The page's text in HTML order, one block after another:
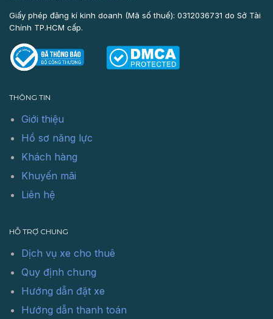
Giấy phép đăng kí kinh doanh (Mã số thuế): 0312036731 do Sở Tài
Chính TP.HCM cấp.
THÔNG TIN
Giới thiệu
Hồ sơ năng lực
Khách hàng
Khuyến mãi
Liên hệ
HỖ TRỢ CHUNG
Dịch vụ xe cho thuê
Quy định chung
Hướng dẫn đặt xe
Hướng dẫn thanh toán